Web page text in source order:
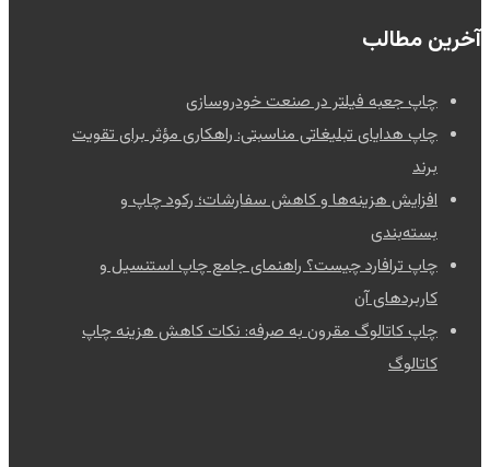
آخرین مطالب
چاپ جعبه فیلتر در صنعت خودروسازی
چاپ هدایای تبلیغاتی مناسبتی: راهکاری مؤثر برای تقویت
برند
افزایش هزینه‌ها و کاهش سفارشات؛ رکود چاپ و
بسته‌بندی
چاپ ترافارد چیست؟ راهنمای جامع چاپ استنسیل و
کاربردهای آن
چاپ کاتالوگ مقرون به صرفه: نکات کاهش هزینه چاپ
کاتالوگ